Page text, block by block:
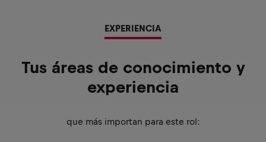
EXPERIENCIA
Tus áreas de conocimiento y
experiencia
que más importan para este rol: